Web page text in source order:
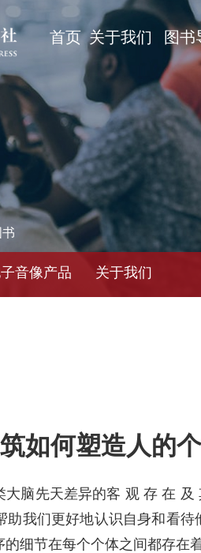
首页 关于我们 图书
音像产品 关于我们
如何塑造人的
脑先天差异的客 观 存 在
助我们更好地认识自身和看
的细节在每个个体之间都存